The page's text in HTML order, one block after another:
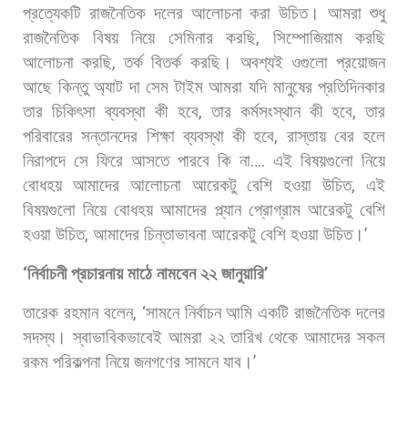
প্রত্যেকটি রাজনৈতিক দলের আলোচনা করা উচিত। আমরা শুধু
রাজনৈতিক
বিষয় নিয়ে সেমিনার করছি, সিম্পোজিয়াম
করছি
আলোচনা করছি,তর্ক বিতর্ক করছি। অবশ্যই ওগুলো প্রয়োজন
আছে কিন্তু অ্যাট দা সেম টাইম আমরা যদি মানুষের প্রতিদিনকার
তার চিকিৎসা ব্যবস্থা কী হবে,তার কর্মসংস্থান কী হবে,তার
পরিবারের সন্তানদের শিক্ষা ব্যবস্থা কী হবে, রাস্তায় বের হলে
নিরাপদে সে ফিরে আসতে পারবে কি না…. এই বিষয়গুলো নিয়ে
বোধহয় আমাদের আলোচনা আরেকটু বেশি হওয়া উচিত,এই
বিষয়গুলো নিয়ে বোধহয় আমাদের প্ল্যান প্রোগ্রাম আরেকটু বেশি
হওয়া উচিত, আমাদের চিন্তাভাবনা আরেকটু বেশি হওয়া উচিত।’
‘নির্বাচনী প্রচারনায় মাঠে নামবেন ২২ জানুয়ারি’
তারেক রহমান বলেন, ‘সামনে নির্বাচন আমি একটি রাজনৈতিক দলের
সদস্য। স্বাভাবিকভাবেই আমরা ২২ তারিখ থেকে আমাদের সকল
রকম পরিকল্পনা নিয়ে জনগণের সামনে যাব।’